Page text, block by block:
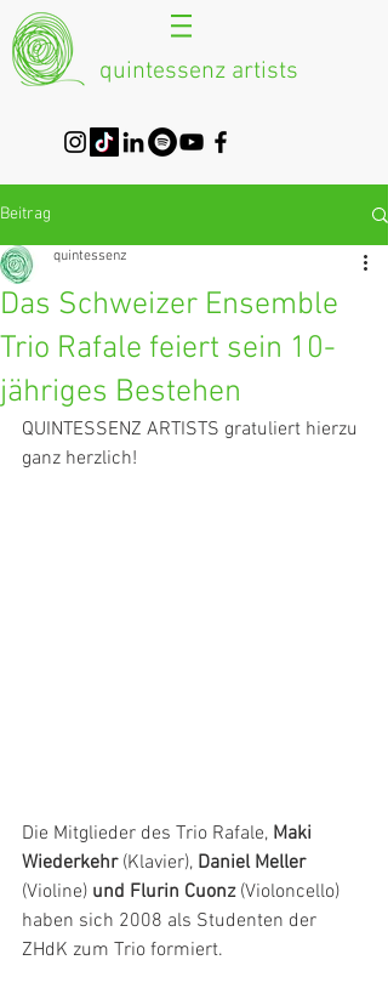
quintessenz artists
Beitrag
Das Schweizer Ensemble
Trio Rafale feiert sein 10-
jähriges Bestehen
quintessenz
QUINTESSENZ ARTISTS gratuliert hierzu
ganz herzlich!
Die Mitglieder des Trio Rafale, Maki
Wiederkehr (Klavier), Daniel Meller
(Violine) und Flurin Cuonz (Violoncello)
haben sich 2008 als Studenten der
ZHdK zum Trio formiert.